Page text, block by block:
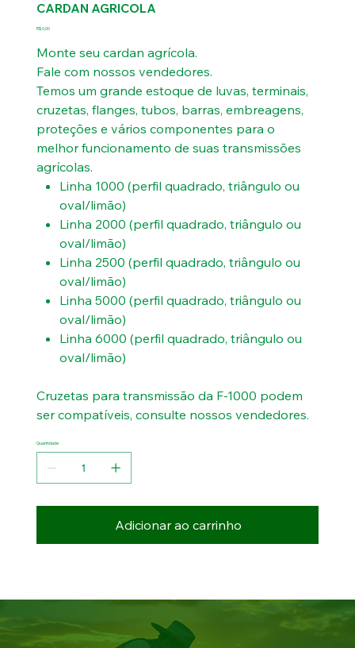
CARDAN AGRICOLA
Preço
R$ 0,00
Monte seu cardan agrícola.
Fale com nossos vendedores.
Temos um grande estoque de luvas, terminais,
cruzetas, flanges, tubos, barras, embreagens,
proteções e vários componentes para o
melhor funcionamento de suas transmissões
agrícolas.
Linha 1000 (perfil quadrado, triângulo ou
oval/limão)
Linha 2000 (perfil quadrado, triângulo ou
oval/limão)
Linha 2500 (perfil quadrado, triângulo ou
oval/limão)
Linha 5000 (perfil quadrado, triângulo ou
oval/limão)
Linha 6000 (perfil quadrado, triângulo ou
oval/limão)
Cruzetas para transmissão da F-1000 podem
ser compatíveis, consulte nossos vendedores.
Quantidade
Adicionar ao carrinho